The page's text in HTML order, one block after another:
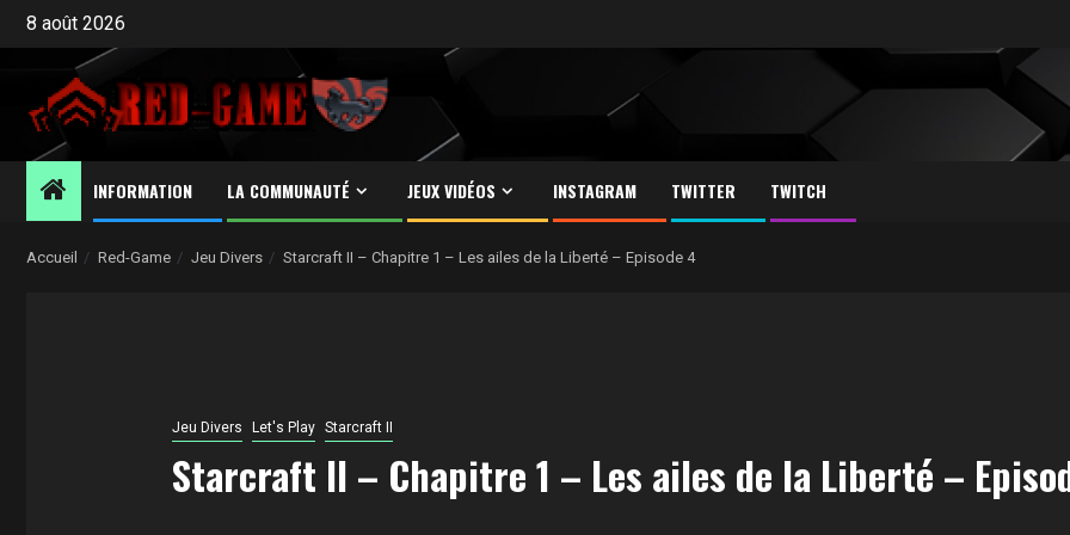
Aller8 août 2026
INFORMATION LA COMMUNAUTÉ JEUX VIDÉOS INSTAGRAM TWITTER TWITCH
Accueil Red-Game Jeu Divers Starcraft II – Chapitre 1 – Les ailes de la Liberté – Episode 4
Jeu Divers Let's Play Starcraft II
Starcraft II – Chapitre 1 – Les ailes de la Liberté –